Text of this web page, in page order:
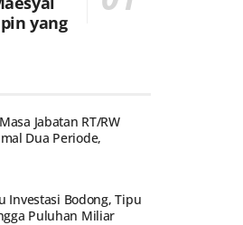
yang
Jabatan RT/RW
Dua Periode,
Investasi Bodong, Tipu
Puluhan Miliar